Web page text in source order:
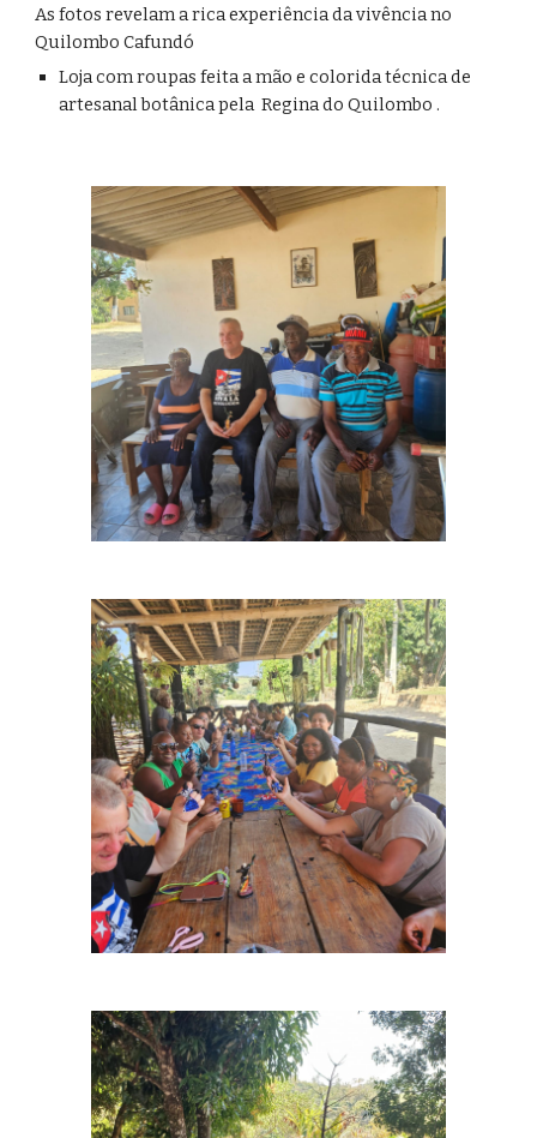
As fotos revelam a rica experiência da vivência no
Quilombo Cafundó
Loja com roupas feita a mão e colorida técnica de
artesanal botânica pela Regina do Quilombo .